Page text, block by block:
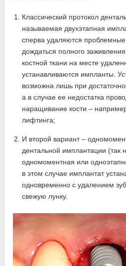
Классический протокол
называемая двухэтапная
сперва удаляются
дождаться полного
костной ткани на месте
устанавливаются импланты.
возможна лишь при
а в случае ее недостатка
наращивание кости –
лифтинга;
И второй вариант –
дентальной имплантации (так
одномоментная или
в этом случае имплантат
одновременно с удалением
свежую лунку.